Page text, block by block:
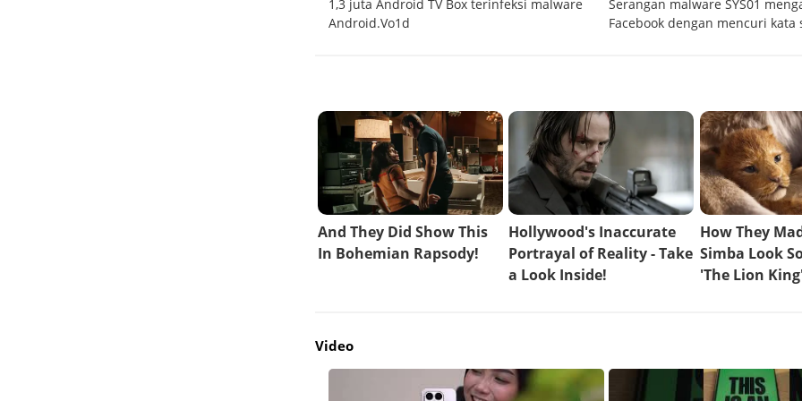
1,3 juta Android TV Box terinfeksi malware
Android.Vo1d
Serangan malware SYS01
Facebook dengan mencuri kata
Video